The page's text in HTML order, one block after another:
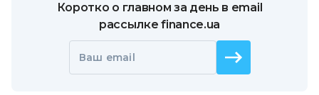
Коротко о главном за день в email
рассылке finance.ua
Ваш email